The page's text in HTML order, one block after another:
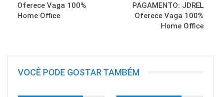
Oferece Vaga 100%
Home Office
PAGAMENTO: JDREL
Oferece Vaga 100%
Home Office
VOCÊ PODE GOSTAR TAMBÉM